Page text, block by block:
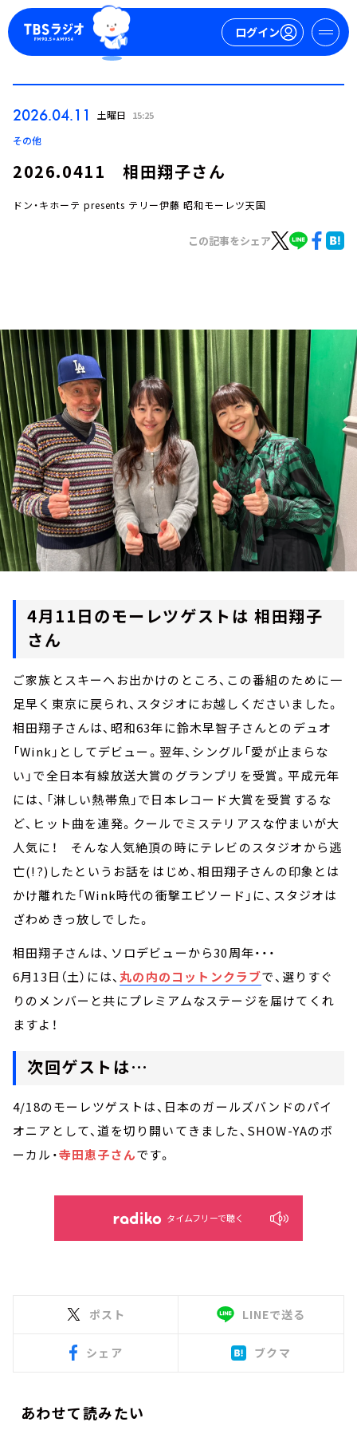
ログイン
トピックス
TBS Podcast
お知らせ
イベント・グッズ
YouTube
会社情報
2026.04.11 土曜日 15:25
その他
2026.0411 相田翔子さん
ドン・キホーテ presents テリー伊藤 昭和モーレツ天国
この記事をシェア
4月11日のモーレツゲストは 相田翔子
さん
ご家族とスキーへお出かけのところ、この番組のために一
足早く東京に戻られ、スタジオにお越しくださいました。
相田翔子さんは、昭和63年に鈴木早智子さんとのデュオ
「Wink」としてデビュー。翌年、シングル「愛が止まらな
い」で全日本有線放送大賞のグランプリを受賞。平成元年
には、「淋しい熱帯魚」で日本レコード大賞を受賞するな
ど、ヒット曲を連発。クールでミステリアスな佇まいが大
人気に！ そんな人気絶頂の時にテレビのスタジオから逃
亡(!?)したというお話をはじめ、相田翔子さんの印象とは
かけ離れた「Wink時代の衝撃エピソード」に、スタジオは
ざわめきっ放しでした。
相田翔子さんは、ソロデビューから30周年・・・
6月13日（土）には、丸の内のコットンクラブで、選りすぐ
りのメンバーと共にプレミアムなステージを届けてくれ
ますよ！
次回ゲストは…
4/18のモーレツゲストは、日本のガールズバンドのパイ
オニアとして、道を切り開いてきました、SHOW-YAのボ
ーカル・寺田恵子さんです。
タイムフリーで聴く
ポスト LINEで送る
シェア ブクマ
あわせて読みたい